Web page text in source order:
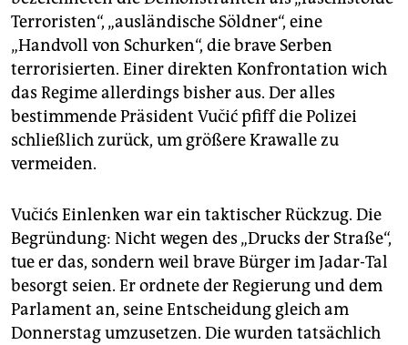
Terroristen“, „ausländische Söldner“, eine
„Handvoll von Schurken“, die brave Serben
terrorisierten. Einer direkten Konfrontation wich
das Regime allerdings bisher aus. Der alles
bestimmende Präsident Vučić pfiff die Polizei
schließlich zurück, um größere Krawalle zu
vermeiden.
Vučićs Einlenken war ein taktischer Rückzug. Die
Begründung: Nicht wegen des „Drucks der Straße“,
tue er das, sondern weil brave Bürger im Jadar-Tal
besorgt seien. Er ordnete der Regierung und dem
Parlament an, seine Entscheidung gleich am
Donnerstag umzusetzen. Die wurden tatsächlich